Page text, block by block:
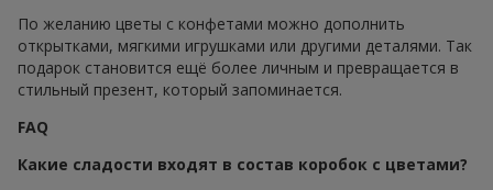
По желанию цветы с конфетами можно дополнить
открытками, мягкими игрушками или другими деталями. Так
подарок становится ещё более личным и превращается в
стильный презент, который запоминается.
FAQ
Какие сладости входят в состав коробок с цветами?